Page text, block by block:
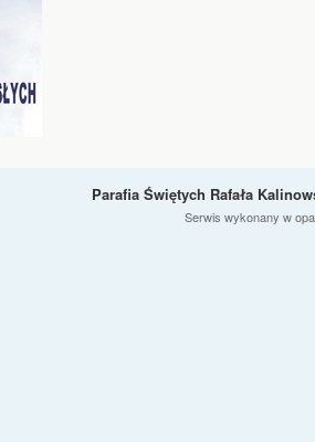
Parafia Świętych Rafała
Serwis wykonany w